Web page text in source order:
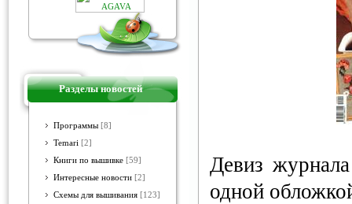
Разделы новостей
Программы [8]
Temari [2]
Книги по вышивке [59]
Интересные новости [2]
Схемы для вышивания [123]
Девиз
одной